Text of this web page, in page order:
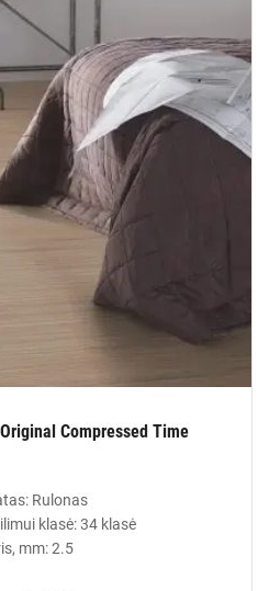
Compressed Time
Rulonas
klasė: 34 klasė
mm: 2.5